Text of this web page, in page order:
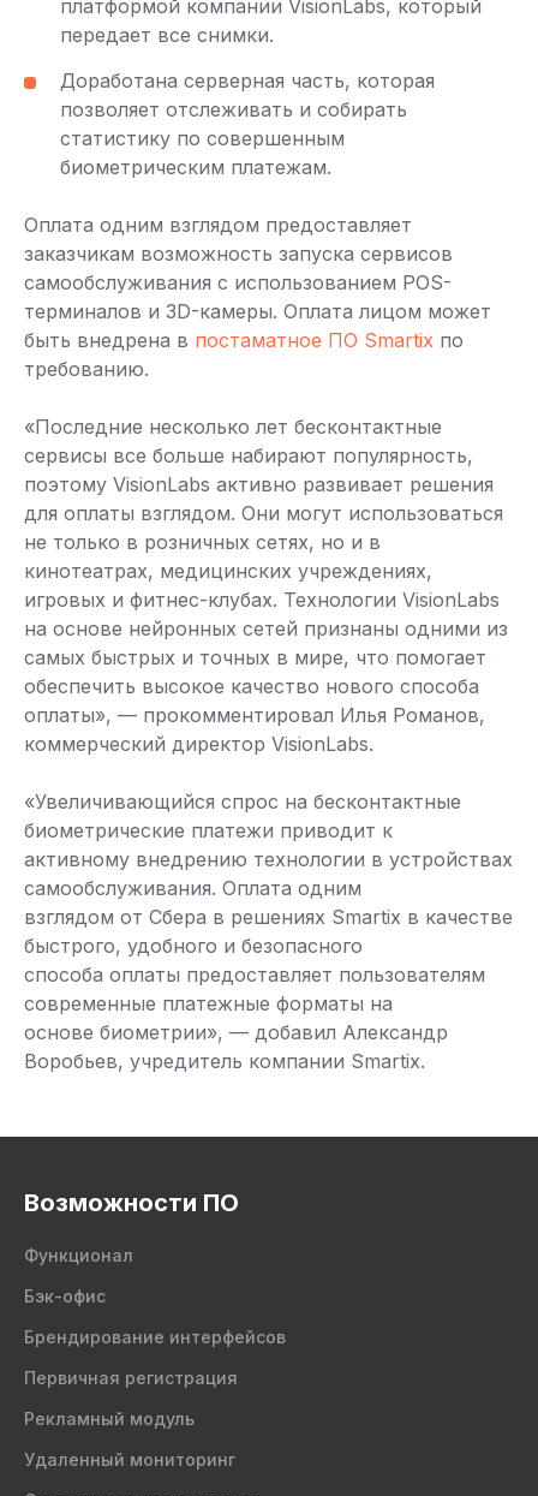
платформой компании VisionLabs, который
передает все снимки.
Доработана серверная часть, которая
позволяет отслеживать и собирать
статистику по совершенным
биометрическим платежам.
Оплата одним взглядом предоставляет
заказчикам возможность запуска сервисов
самообслуживания с использованием POS-
терминалов и 3D-камеры. Оплата лицом может
быть внедрена в постаматное ПО Smartix по
требованию.
«Последние несколько лет бесконтактные
сервисы все больше набирают популярность,
поэтому VisionLabs активно развивает решения
для оплаты взглядом. Они могут использоваться
не только в розничных сетях, но и в
кинотеатрах, медицинских учреждениях,
игровых и фитнес-клубах. Технологии VisionLabs
на основе нейронных сетей признаны одними из
самых быстрых и точных в мире, что помогает
обеспечить высокое качество нового способа
оплаты», — прокомментировал Илья Романов,
коммерческий директор VisionLabs.
«Увеличивающийся спрос на бесконтактные
биометрические платежи приводит к
активному внедрению технологии в устройствах
самообслуживания. Оплата одним
взглядом от Сбера в решениях Smartix в качестве
быстрого, удобного и безопасного
способа оплаты предоставляет пользователям
современные платежные форматы на
основе биометрии», — добавил Александр
Воробьев, учредитель компании Smartix.
Возможности ПО
Функционал
Бэк-офис
Брендирование интерфейсов
Первичная регистрация
Рекламный модуль
Удаленный мониторинг